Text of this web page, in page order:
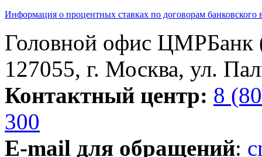
Информация о процентных ставках по договорам банковского
Головной офис
127055, г. Москва, ул.
Контактный центр: 8
300
E-mail для обращений: